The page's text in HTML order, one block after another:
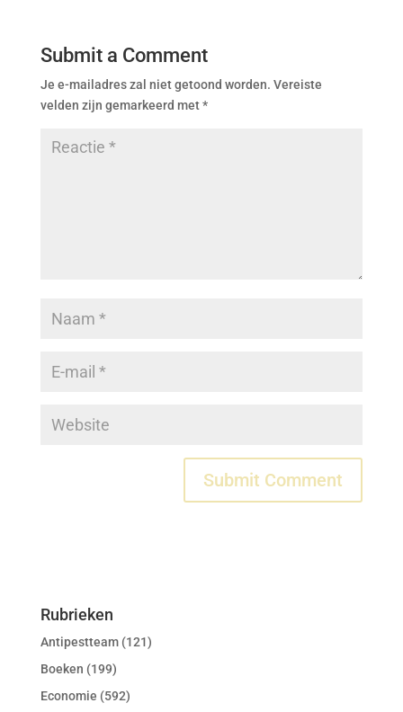
Submit a Comment
Je e-mailadres zal niet getoond worden. Vereiste
velden zijn gemarkeerd met*
Rubrieken
Antipestteam(121)
Boeken (199)
Economie (592)